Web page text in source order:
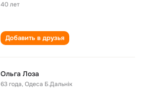
40 лет
Добавить в друзья
Ольга Лоза
63 года,Одеса Б.Дальнік